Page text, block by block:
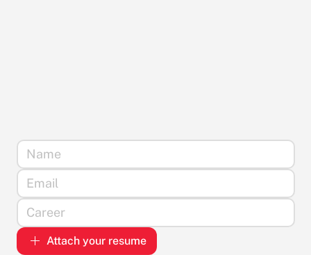
Attach your resume